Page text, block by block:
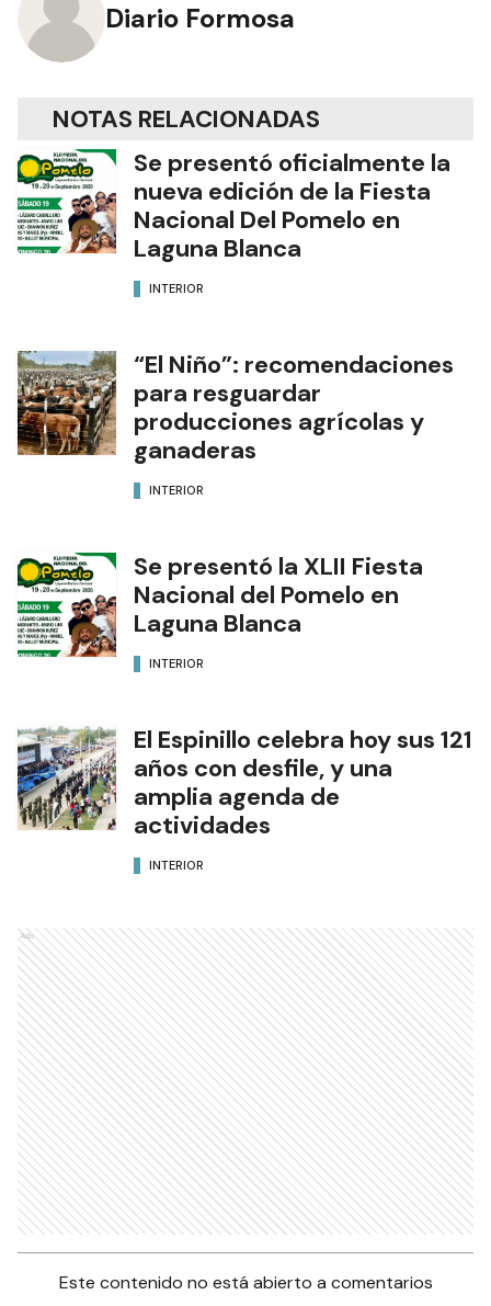
Diario Formosa
NOTAS RELACIONADAS
Se presentó oficialmente la
nueva edición de la Fiesta
Nacional Del Pomelo en
Laguna Blanca
INTERIOR
“El Niño”: recomendaciones
para resguardar
producciones agrícolas y
ganaderas
INTERIOR
Se presentó la XLII Fiesta
Nacional del Pomelo en
Laguna Blanca
INTERIOR
El Espinillo celebra hoy sus 121
años con desfile, y una
amplia agenda de
actividades
INTERIOR
Ads
Este contenido no está abierto a comentarios